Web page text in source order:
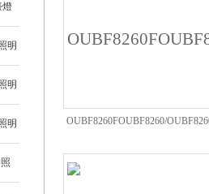
燈
明
明
明 OUBF8260FOUBF8260/